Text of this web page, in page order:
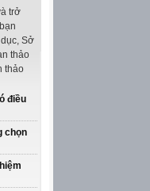
trở
Sở
thảo
thảo
điều
chọn